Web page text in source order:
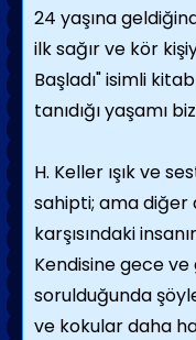
24 yaşına
ilk sağır ve kör
Başladı" isimli
tanıdığı yaşamı
H. Keller ışık ve
sahipti; ama diğer
karşısındaki
Kendisine gece ve
sorulduğunda
ve kokular daha